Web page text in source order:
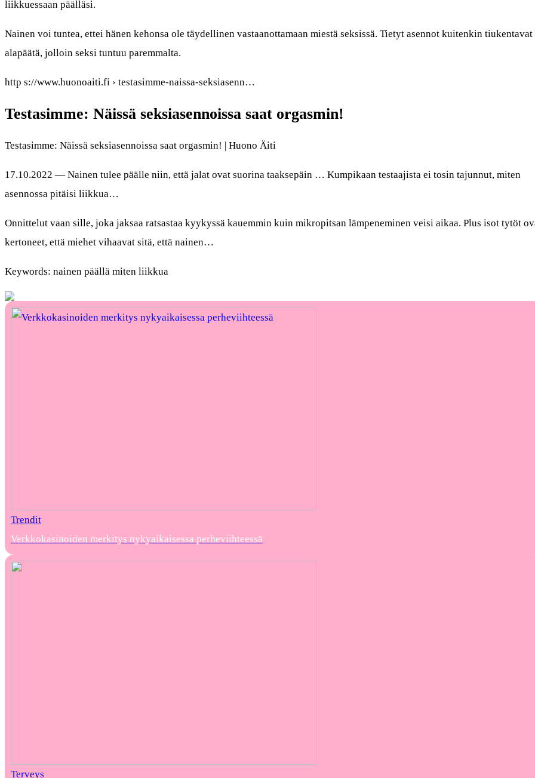
liikkuessaan päälläsi.
Nainen voi tuntea, ettei hänen kehonsa ole täydellinen vastaanottamaan miestä seksissä. Tietyt asennot kuitenkin tiukentavat
alapäätä, jolloin seksi tuntuu paremmalta.
http s://www.huonoaiti.fi › testasimme-naissa-seksiasenn…
Testasimme: Näissä seksiasennoissa saat orgasmin!
Testasimme: Näissä seksiasennoissa saat orgasmin! | Huono Äiti
17.10.2022 — Nainen tulee päälle niin, että jalat ovat suorina taaksepäin … Kumpikaan testaajista ei tosin tajunnut, miten
asennossa pitäisi liikkua…
Onnittelut vaan sille, joka jaksaa ratsastaa kyykyssä kauemmin kuin mikropitsan lämpeneminen veisi aikaa. Plus isot tytöt
kertoneet, että miehet vihaavat sitä, että nainen…
Keywords: nainen päällä miten liikkua
Trendit
Verkkokasinoiden merkitys nykyaikaisessa perheviihteessä
Terveys